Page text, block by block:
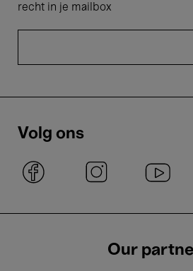
recht in je mailbox
Volg ons
Our